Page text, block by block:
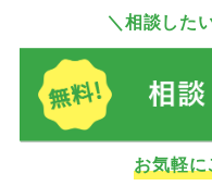
＼相談した
お気軽に